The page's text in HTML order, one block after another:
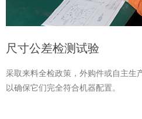
尺寸公差检测试验
采取来料全检政策，外购件或自主生
以确保它们完全符合机器配置。